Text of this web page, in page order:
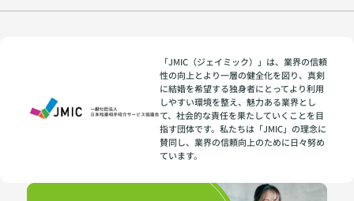
「JMIC（ジェイミック）」は、業界の信頼
性の向上とより一層の健全化を図り、真剣
に結婚を希望する独身者にとってより利用
しやすい環境を整え、魅力ある業界とし
て、社会的な責任を果たしていくことを目
指す団体です。私たちは「JMIC」の理念に
賛同し、業界の信頼向上のために日々努め
ています。